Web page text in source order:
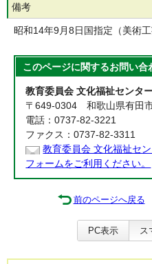
備考
昭和14年9月8日国指定（美術工
このページに関するお問い合
教育委員会 文化福祉センタ
〒649-0304 和歌山県有田
電話：0737-82-3221
ファクス：0737-82-3311
教育委員会 文化福祉セ
フォームをご利用ください。
前のページへ戻る
PC表示 ス